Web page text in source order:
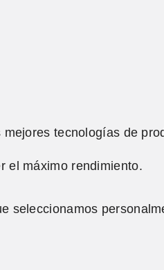
tecnologías de
el máximo rendimiento.
seleccionamos